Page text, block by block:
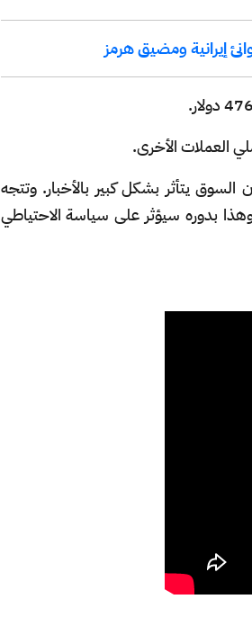
العملات الأخرى.
يتأثر بشكل كبير بالأخبار. وتتجه
⁠بدوره سيؤثر ​على سياسة الاحتياطي